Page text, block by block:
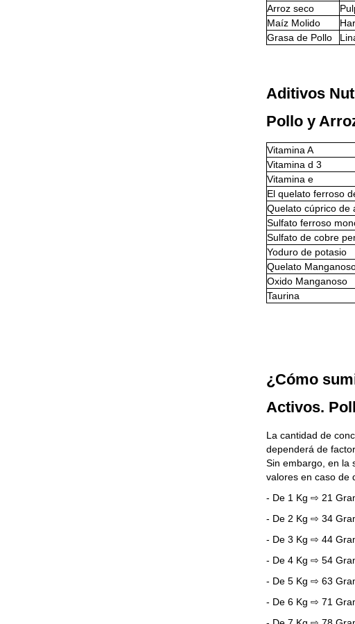
Arroz seco
Maíz Molido
Grasa de Pollo
Aditivos
Pollo y
Vitamina A
Vitamina d 3
Vitamina e
El quelato ferroso
Quelato cúprico de
Sulfato ferroso
Sulfato de cobre
Yoduro de potasio
Quelato
Oxido Manganoso
Taurina
¿Cómo
Activos.
La cantidad de
dependerá de
Sin embargo, en la
valores en caso de
- De 1 Kg ⇨ 21
- De 2 Kg ⇨ 34
- De 3 Kg ⇨ 44
- De 4 Kg ⇨ 54
- De 5 Kg ⇨ 63
- De 6 Kg ⇨ 71